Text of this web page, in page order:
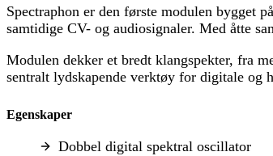
Spectraphon er den første modulen bygget
samtidige CV- og audiosignaler. Med åtte
Modulen dekker et bredt klangspekter, fra
sentralt lydskapende verktøy for digitale og
Egenskaper
Dobbel digital spektral oscillator